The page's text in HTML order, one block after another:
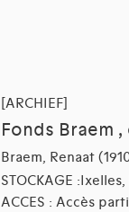
[ARCHIEF]
Fonds Braem ,
Braem, Renaat
STOCKAGE
ACCES : Accès